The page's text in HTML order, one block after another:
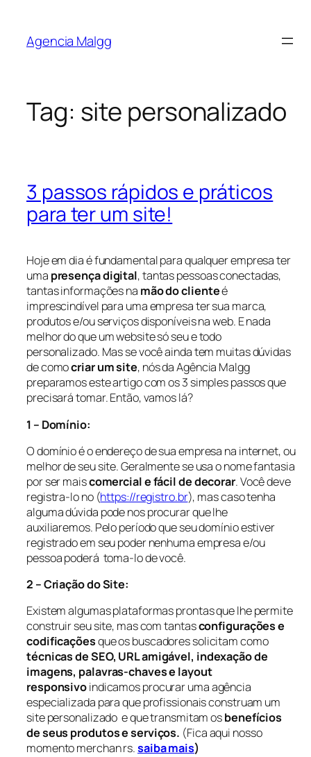
Agencia Malgg
Tag: site personalizado
3 passos rápidos e práticos
para ter um site!
Hoje em dia é fundamental para qualquer empresa ter
uma presença digital, tantas pessoas conectadas,
tantas informações na mão do clienteé
imprescindível para uma empresa ter sua marca,
produtos e/ou serviços disponíveis na web. E nada
melhor do que um website só seu e todo
personalizado. Mas se você ainda tem muitas dúvidas
de comocriar um site, nós da Agência Malgg
preparamos este artigo com os 3 simples passos que
precisará tomar. Então, vamos lá?
1 – Domínio:
O domínio é o endereço de sua empresa na internet, ou
melhor de seu site. Geralmente se usa o nome fantasia
por ser maiscomercial e fácil de decorar. Você deve
registra-lo no (https://registro.br), mas caso tenha
alguma dúvida pode nos procurar que lhe
auxiliaremos. Pelo período que seu domínio estiver
registrado em seu poder nenhuma empresa e/ou
pessoa poderá toma-lo de você.
2 – Criação do Site:
Existem algumas plataformas prontas que lhe permite
construir seu site, mas com tantasconfigurações e
codificaçõesque os buscadores solicitam como
técnicas de SEO, URL amigável, indexação de
imagens, palavras-chaves e layout
responsivoindicamos procurar uma agência
especializada para que profissionais construam um
site personalizado e que transmitam osbenefícios
de seus produtos e serviços. (Fica aqui nosso
momento merchan rs.saiba mais)